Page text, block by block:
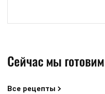
Сейчас мы готовим
Все рецепты